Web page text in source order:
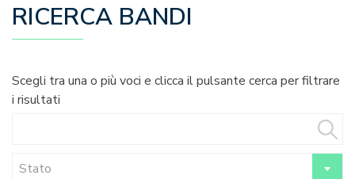
RICERCA BANDI
Scegli tra una o più voci e clicca il pulsante cerca per filtrare
i risultati
Stato